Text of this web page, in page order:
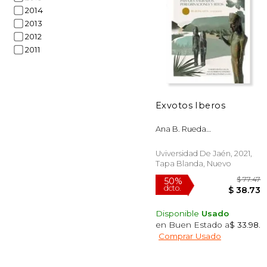
2014
2013
2012
2011
50%
dcto.
Exvotos Iberos
Ana B. Rueda
Herranz S&Aacute;Nchez
Uviversidad De Jaén, 2021,
Tapa Blanda, Nuevo
Disponible Usado
en Buen Estado a$ 33.98
Comprar Usado